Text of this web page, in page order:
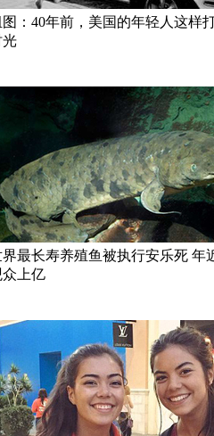
图：40年前，美国的年轻人这样
光
最长寿养殖鱼被执行安乐死 年
众上亿